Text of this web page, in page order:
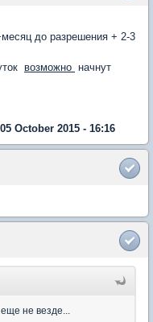
до разрешения + 2-3
возможно начнут
October 2015 - 16:16
не везде...